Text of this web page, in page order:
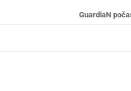
GuardiaN